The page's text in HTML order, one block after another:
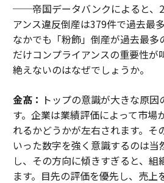
──帝国データバンクによると、
アンス違反倒産は379件で過去最
なかでも「粉飾」倒産が過去最
だけコンプライアンスの重要性が
絶えないのはなぜでしょうか。
金髙： トップの意識が大きな原因
す。企業は業績評価によって市場
れるかどうかが左右されます。そ
いった数字を強く意識するのは当
し、その方向に傾きすぎると、組
ます。目先の評価を優先し、売上